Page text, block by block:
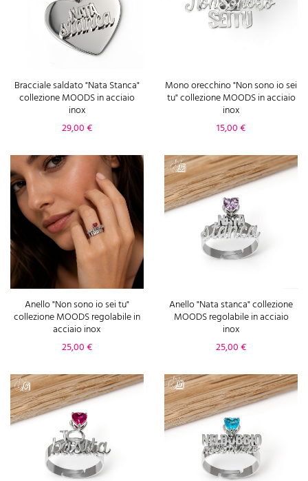
Bracciale saldato "Nata Stanca"
collezione MOODS in acciaio
inox
Prezzo
29,00 €
Mono orecchino "Non sono io sei
tu" collezione MOODS in acciaio
inox
Prezzo
15,00 €
Anello "Non sono io sei tu"
collezione MOODS regolabile in
acciaio inox
Prezzo
25,00 €
Anello "Nata stanca" collezione
MOODS regolabile in acciaio
inox
Prezzo
25,00 €